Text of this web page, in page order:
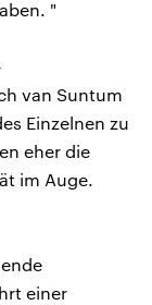
"
van Suntum
Einzelnen zu
eher die
im Auge.
einer